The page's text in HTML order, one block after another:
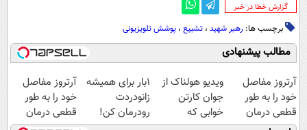
‌گزارش خطا در خبر
برچسب ها: رهبر شهید ، تشییع ، پوشش تلویزیونی
مطالب پیشنهادی
آرتروز مفاصل
خود را به طور
قطعی درمان
ویدیو هولناک از
جوان کارتن
خوابی که
1بار برای همیشه
زانودردت
رودرمان کن!
آرتروز مفاصل
خود را به طور
قطعی درمان